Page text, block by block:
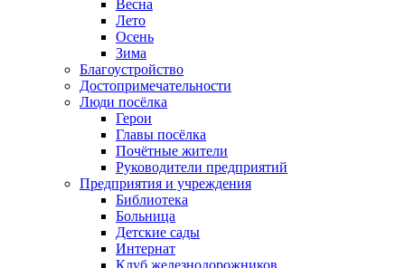
Весна
Лето
Осень
Зима
Благоустройство
Достопримечательности
Люди посёлка
Герои
Главы посёлка
Почётные жители
Руководители предприятий
Предприятия и учреждения
Библиотека
Больница
Детские сады
Интернат